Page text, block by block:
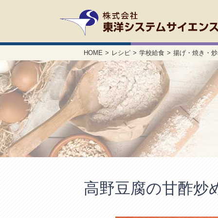
HOME レシピ 学校給食 揚げ・焼き・
高野豆腐の甘酢炒